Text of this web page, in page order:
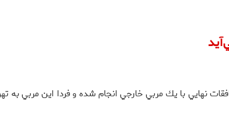
نهايي با يك مربي خارجي انجام شده و فردا اين مربي به